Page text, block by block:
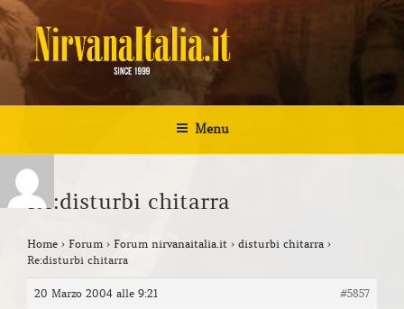
Salta
al
contenuto
NIRVANA ITALIA
Menu
Re:disturbi chitarra
Home › Forum › Forum nirvanaitalia.it › disturbi chitarra ›
Re:disturbi chitarra
20 Marzo 2004 alle 9:21
#5857